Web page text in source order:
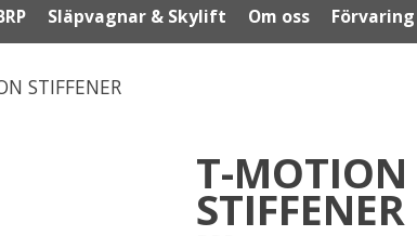
Släpvagnar & Skylift Om oss Förvaring
STIFFENER
T-MOTION
STIFFENER